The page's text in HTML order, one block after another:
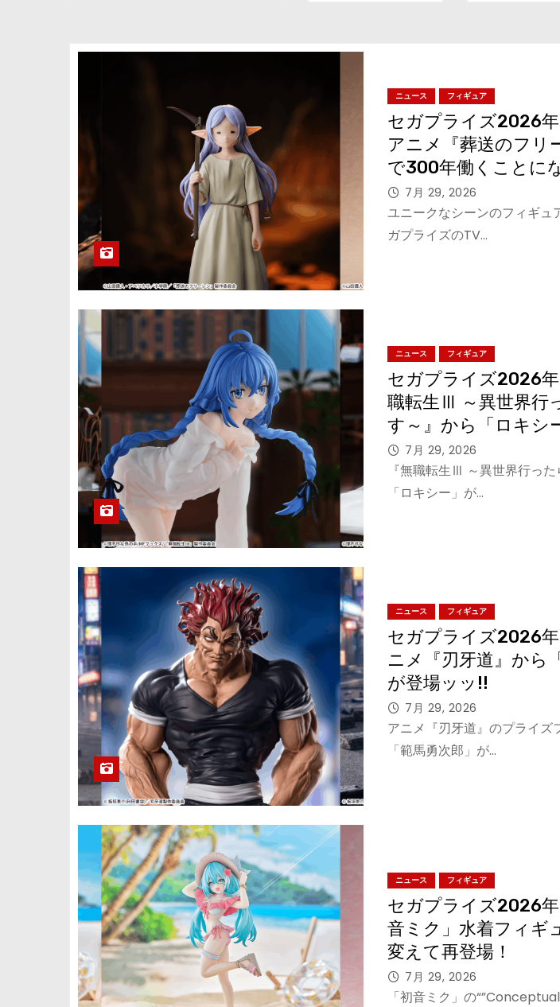
が登場！
Luminastaの
「七海建人」
はブラシ彩色
追加で再登
場！
『チェンソー
マン レゼ篇』
からレゼのフ
ィギュアが再
登場！
セガプライズ
2026年8月以
降・アニメ
「鬼滅の
刃」“斜陽転
身”を繰り出し
た「竈門炭治
郎」を立体
化！
セガプライズ
2026年8月以
降『ブルーア
ーカイブ』
「ミカ」と
「セイア」の
水着フィギュ
セガプライズ
2026年8月以
降『けいお
ん！』ティー
カップをイメ
ージした台座
の「平沢唯」
と「中野梓」
フィギュア
セガプライズ
2026年8月以
降『カグラバ
チ』から「漣
刈緋雪」フィ
ギュア
とになっっちゃっ
を立体化！ ニュース フィギュア
セガプライズ2026
アニメ『葬送のフリ
で300年働くことに
た「フリーレン」を
7月 29, 2026
ユニークなシーンのフィギュ
ガプライズのTV…
ニュース フィギュア
セガプライズ2026
職転生Ⅲ ～異世界行
す～』から「ロキシ
ュアが登場！
7月 29, 2026
『無職転生Ⅲ ～異世界行っ
「ロキシー」が…
ニュース フィギュア
セガプライズ2026
ニメ『刃牙道』から
が登場ッッ!!
7月 29, 2026
アニメ『刃牙道』のプライズ
「範馬勇次郎」が…
ニュース フィギュア
セガプライズ2026
音ミク」水着フィギ
変えて再登場！
7月 29, 2026
「初音ミク」の